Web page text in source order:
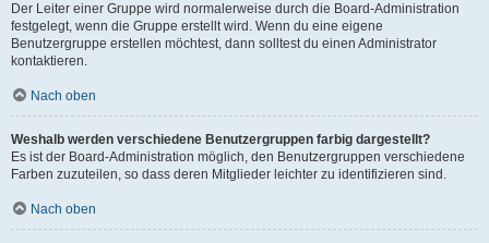
Der Leiter einer Gruppe wird normalerweise durch die Board-Administration
festgelegt, wenn die Gruppe erstellt wird. Wenn du eine eigene
Benutzergruppe erstellen möchtest, dann solltest du einen Administrator
kontaktieren.
Nach oben
Weshalb werden verschiedene Benutzergruppen farbig dargestellt?
Es ist der Board-Administration möglich, den Benutzergruppen verschiedene
Farben zuzuteilen, so dass deren Mitglieder leichter zu identifizieren sind.
Nach oben